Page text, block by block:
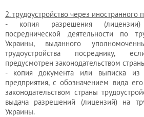
2. трудоустройство через иностранного
- копия разрешения
посреднической деятельности по
Украины, выданного
трудоустройства посреднику,
предусмотрен законодательством
- копия документа или выписка из
предприятия, с обозначением вида
законодательством страны
выдача разрешений (лицензий) на
Украины.